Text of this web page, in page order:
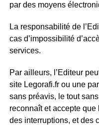
par des moyens
La responsabilité de
cas d’impossibilité
services.
Par ailleurs, l’Editeur
site Legorafi.fr ou une
sans préavis, le tout
reconnaît et accepte que
des interruptions, et des